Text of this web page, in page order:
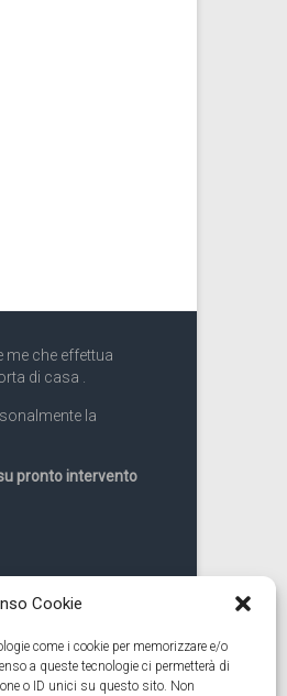
Cookie
come i cookie per memorizzare e/o
a queste tecnologie ci permetterà di
o ID unici su questo sito. Non
che effettua
di casa .
la
pronto intervento
porte pronto